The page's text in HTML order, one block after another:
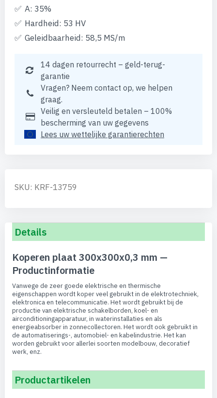
A: 35%
Hardheid: 53 HV
Geleidbaarheid: 58,5 MS/m
14 dagen retourrecht – geld-terug-
garantie
Vragen? Neem contact op, we helpen
graag.
Veilig en versleuteld betalen – 100%
bescherming van uw gegevens
Lees uw wettelijke garantierechten
SKU: KRF-13759
Details
Koperen plaat 300x300x0,3 mm —
Productinformatie
Vanwege de zeer goede elektrische en thermische
eigenschappen wordt koper veel gebruikt in de elektrotechniek,
elektronica en telecommunicatie. Het wordt gebruikt bij de
productie van elektrische schakelborden, koel- en
airconditioningapparatuur, in waterinstallaties en als
energieabsorber in zonnecollectoren. Het wordt ook gebruikt in
de automatiserings-, automobiel- en kabelindustrie. Het kan
worden gebruikt voor allerlei soorten modelbouw, decoratief
werk, enz.
Productartikelen